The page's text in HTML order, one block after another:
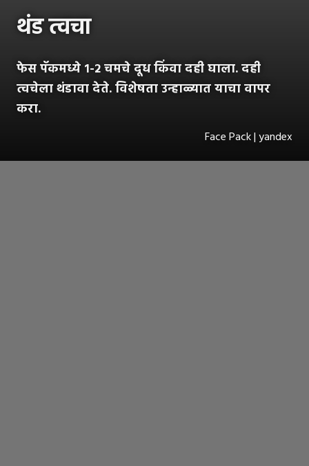
थंड त्वचा
फेस पॅकमध्ये १-२ चमचे दूध किंवा दही घाला. दही
त्वचेला थंडावा देते. विशेषता उन्हाळ्यात याचा वापर
करा.
Face Pack | yandex